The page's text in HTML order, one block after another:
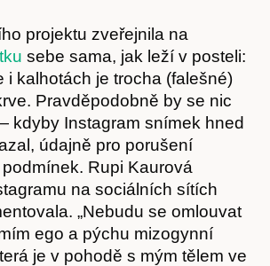
projektu zveřejnila na
sebe sama, jak leží v posteli:
i kalhotách je trocha (falešné)
Pravděpodobně by se nic
kdyby Instagram snímek hned
údajně pro porušení
Rupi Kaurová
na sociálních sítích
„Nebudu se omlouvat
ego a pýchu mizogynní
je v pohodě s mým tělem ve